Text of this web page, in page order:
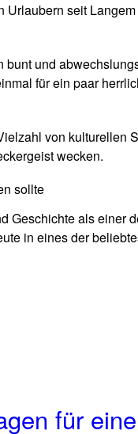
seit
und
für ein paar
von kulturellen
wecken.
sollte
Geschichte als einer
in eines der
für